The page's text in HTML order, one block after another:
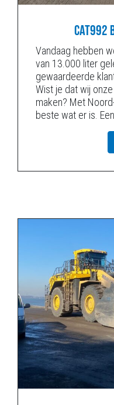
CAT992
Vandaag hebben
van 13.000 liter
gewaardeerde
Wist je dat wij
maken? Met
beste wat er is.